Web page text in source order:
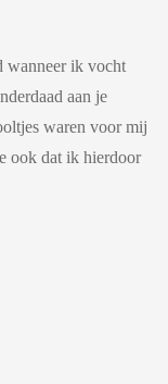
wanneer ik vocht
aan je
waren voor mij
ook dat ik hierdoor